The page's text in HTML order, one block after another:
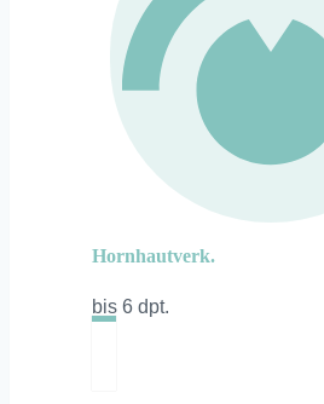
Hornhautverk.
bis 6 dpt.